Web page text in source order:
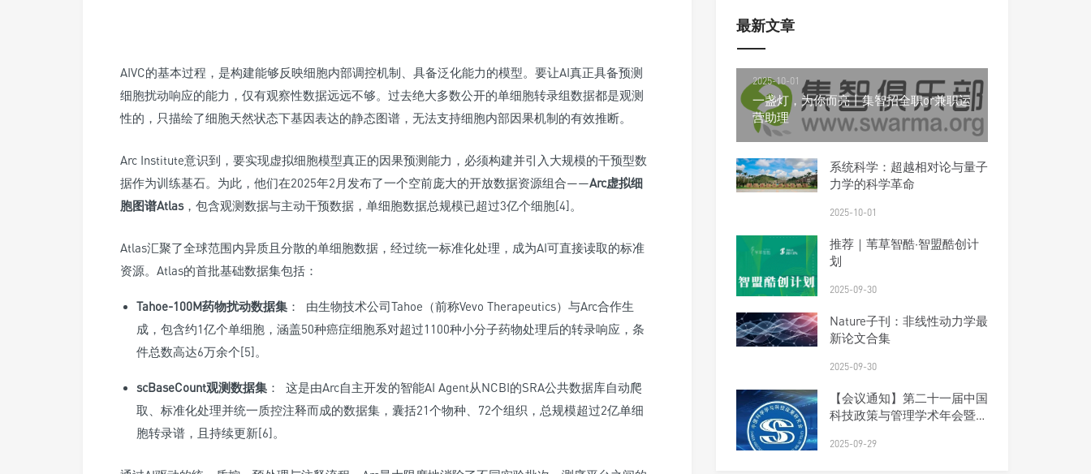
AIVC的基本过程，是构建能够反映细胞内部调控机制、具备泛化能力的模型。要让AI真正具备预测
细胞扰动响应的能力，仅有观察性数据远远不够。过去绝大多数公开的单细胞转录组数据都是观测
性的，只描绘了细胞天然状态下基因表达的静态图谱，无法支持细胞内部因果机制的有效推断。
Arc Institute意识到，要实现虚拟细胞模型真正的因果预测能力，必须构建并引入大规模的干预型数
据作为训练基石。为此，他们在2025年2月发布了一个空前庞大的开放数据资源组合——Arc虚拟细
胞图谱Atlas，包含观测数据与主动干预数据，单细胞数据总规模已超过3亿个细胞[4]。
Atlas汇聚了全球范围内异质且分散的单细胞数据，经过统一标准化处理，成为AI可直接读取的标准
资源。Atlas的首批基础数据集包括：
Tahoe-100M药物扰动数据集 ： 由生物技术公司Tahoe （前称Vevo Therapeutics） 与Arc合作生
成，包含约1亿个单细胞，涵盖50种癌症细胞系对超过1100种小分子药物处理后的转录响应，条
件总数高达6万余个[5]。
scBaseCount观测数据集 ： 这是由Arc自主开发的智能AI Agent从NCBI的SRA公共数据库自动爬
取、标准化处理并统一质控注释而成的数据集，囊括21个物种、72个组织，总规模超过2亿单细
胞转录谱，且持续更新[6]。
最新文章
2025-10-01
一盏灯，为你而亮丨集智招全职or兼职运
营助理
系统科学：超越相对论与量子
力学的科学革命
2025-10-01
推荐｜苇草智酷·智盟酷创计
划
2025-09-30
Nature子刊：非线性动力学最
新论文合集
2025-09-30
【会议通知】第二十一届中国
科技政策与管理学术年会暨研
2025-09-29